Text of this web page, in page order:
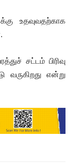
உதவுவதற்காக
சட்டம் பிரிவு
வருகிறது என்று